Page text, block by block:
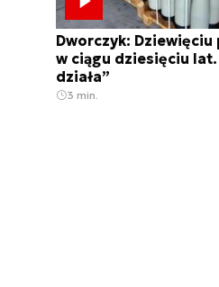
Dworczyk: Dziewięciu
w ciągu dziesięciu
działa”
3 min.